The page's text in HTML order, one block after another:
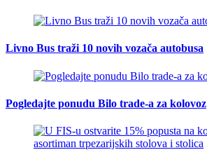
Livno Bus traži 10 novih vozača autobusa
Pogledajte ponudu Bilo trade-a za kolovoz